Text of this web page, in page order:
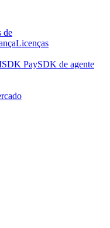
de
Licenças
SDK PaySDK de agente